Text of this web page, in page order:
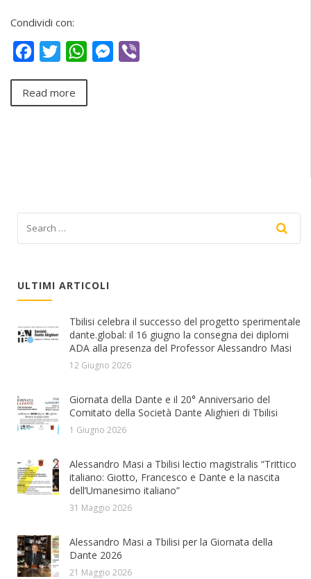
Condividi con:
FacebookTwitterWhatsAppMessenger
Read more
ULTIMI ARTICOLI
Tbilisi celebra il successo del progetto sperimentale
dante.global: il 16 giugno la consegna dei diplomi
ADA alla presenza del Professor Alessandro Masi
12 Giugno 2026
Giornata della Dante e il 20° Anniversario del
Comitato della Società Dante Alighieri di Tbilisi
1 Giugno 2026
Alessandro Masi a Tbilisi lectio magistralis “Trittico
italiano: Giotto, Francesco e Dante e la nascita
dell’Umanesimo italiano”
31 Maggio 2026
Alessandro Masi a Tbilisi per la Giornata della
Dante 2026
21 Maggio 2026